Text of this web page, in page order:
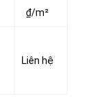
₫/m²
Liên hệ